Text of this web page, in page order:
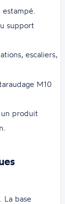
support
escaliers,
M10
produit
La base